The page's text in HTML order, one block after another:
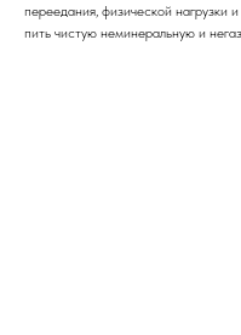
переедания, физической нагрузки
пить чистую неминеральную и